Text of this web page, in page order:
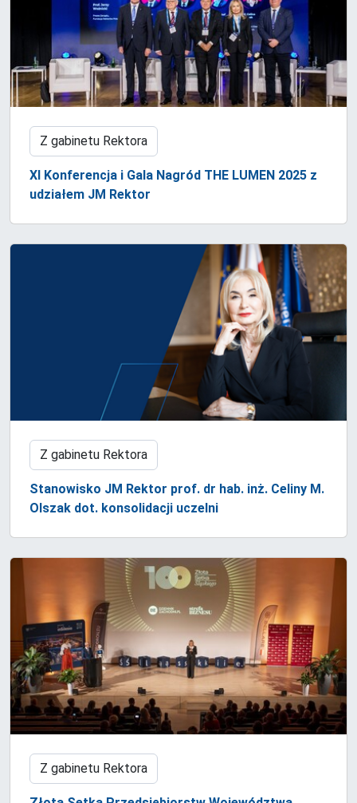
Z gabinetu Rektora
XI Konferencja i Gala Nagród THE LUMEN 2025 z
udziałem JM Rektor
Z gabinetu Rektora
Stanowisko JM Rektor prof. dr hab. inż. Celiny M.
Olszak dot. konsolidacji uczelni
Z gabinetu Rektora